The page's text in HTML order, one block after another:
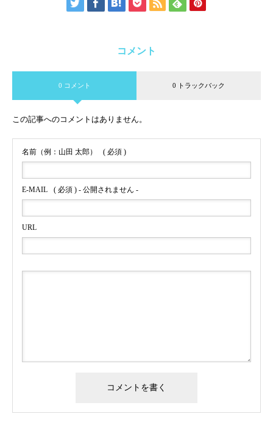
コメント
0 コメント 0 トラックバック
この記事へのコメントはありません。
名前（例：山田 太郎） ( 必須 )
E-MAIL ( 必須 ) - 公開されません -
URL